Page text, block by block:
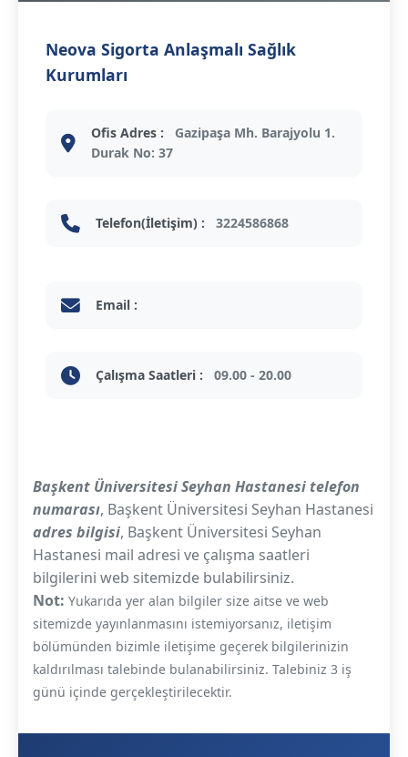
Neova Sigorta Anlaşmalı Sağlık
Kurumları
Ofis Adres :
Gazipaşa Mh. Barajyolu 1.
Durak No: 37
Telefon(İletişim) : 3224586868
Email :
Çalışma Saatleri : 09.00 - 20.00
Başkent Üniversitesi Seyhan Hastanesi telefon
numarası, Başkent Üniversitesi Seyhan Hastanesi
adres bilgisi, Başkent Üniversitesi Seyhan
Hastanesi mail adresi ve çalışma saatleri
bilgilerini web sitemizde bulabilirsiniz.
Not: Yukarıda yer alan bilgiler size aitse ve web
sitemizde yayınlanmasını istemiyorsanız, iletişim
bölümünden bizimle iletişime geçerek bilgilerinizin
kaldırılması talebinde bulanabilirsiniz. Talebiniz 3 iş
günü içinde gerçekleştirilecektir.